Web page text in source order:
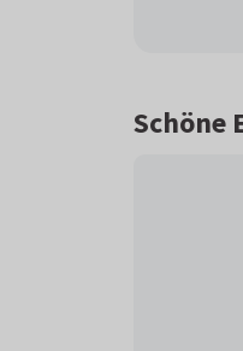
Schöne